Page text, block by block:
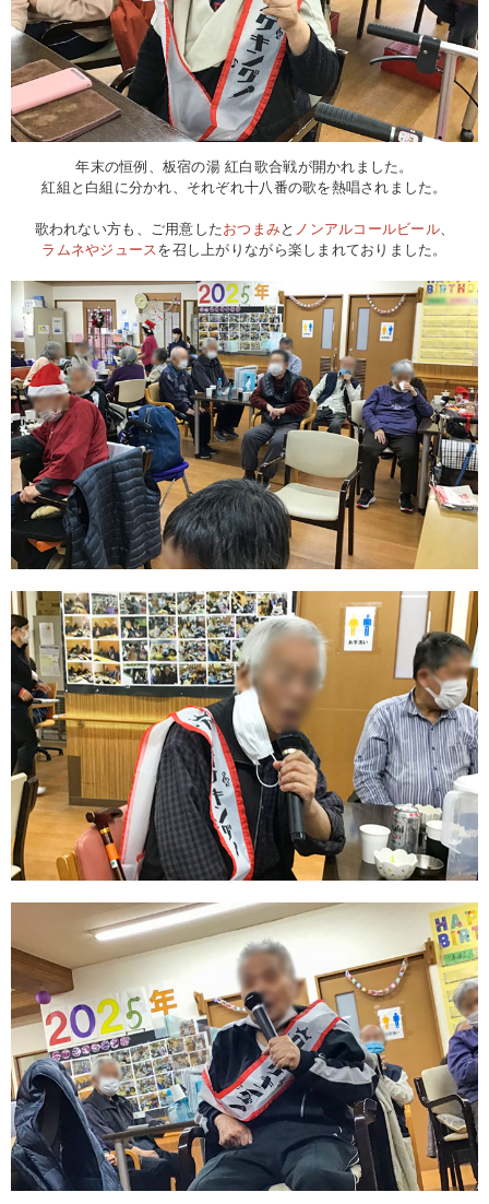
年末の恒例、板宿の湯 紅白歌合戦が開かれました。
紅組と白組に分かれ、それぞれ十八番の歌を熱唱されました。
歌われない方も、ご用意したおつまみと ノンアルコールビール、
ラムネやジュースを召し上がりながら楽しまれておりました。